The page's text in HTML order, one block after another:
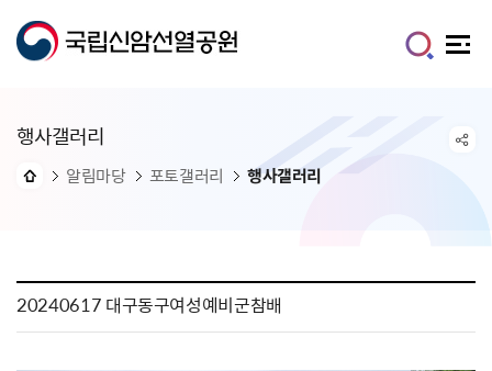
행사갤러리
알림마당 포토갤러리 행사갤러리
20240617 대구동구여성예비군참배